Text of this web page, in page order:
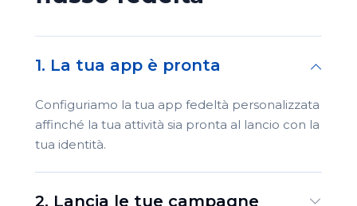
1. La tua app è pronta
Configuriamo la tua app fedeltà personalizzata
affinché la tua attività sia pronta al lancio con la
tua identità.
2. Lancia le tue campagne